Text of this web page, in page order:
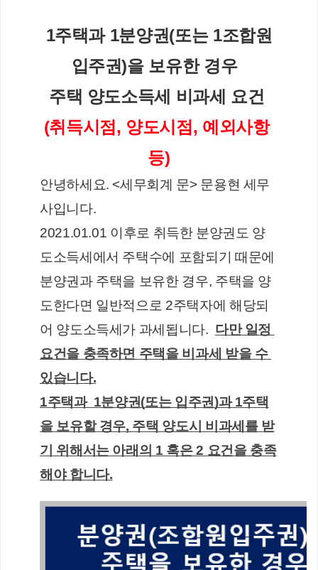
1주택과 1분양권(또는 1조합원
입주권)을 보유한 경우
주택 양도소득세 비과세 요건
(취득시점, 양도시점, 예외사항
등)
안녕하세요. <세무회계 문> 문용현 세무
사입니다.
2021.01.01 이후로 취득한 분양권도 양
도소득세에서 주택수에 포함되기 때문에
분양권과 주택을 보유한 경우, 주택을 양
도한다면 일반적으로 2주택자에 해당되
어 양도소득세가 과세됩니다. 다만 일정
요건을 충족하면 주택을 비과세 받을 수
있습니다.
1주택과  1분양권(또는 입주권)과 1주택
을 보유할 경우, 주택 양도시 비과세를 받
기 위해서는 아래의 1 혹은 2 요건을 충족
해야 합니다.